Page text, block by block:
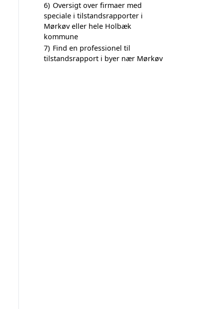
6) Oversigt over firmaer med
speciale i tilstandsrapporter i
Mørkøv eller hele Holbæk
kommune
7) Find en professionel til
tilstandsrapport i byer nær Mørkøv